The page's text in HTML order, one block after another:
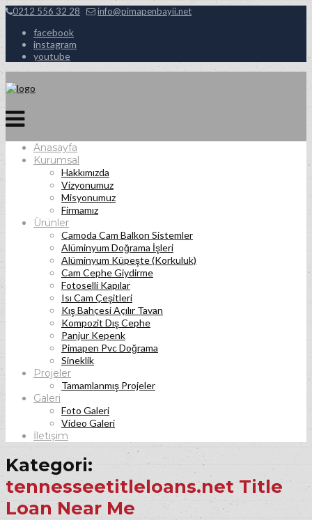
0212 556 32 28 info@pimapenbayii.net
facebook
instagram
youtube
Anasayfa
Kurumsal
Hakkımızda
Vizyonumuz
Misyonumuz
Firmamız
Ürünler
Camoda Cam Balkon Sistemler
Alüminyum Doğrama İşleri
Alüminyum Küpeşte (Korkuluk)
Cam Cephe Giydirme
Fotoselli Kapılar
Isı Cam Çeşitleri
Kış Bahçesi Açılır Tavan
Kompozit Dış Cephe
Panjur Kepenk
Pimapen Pvc Doğrama
Sineklik
Projeler
Tamamlanmış Projeler
Galeri
Foto Galeri
Video Galeri
İletişim
Kategori:
tennesseetitleloans.net Title
Loan Near Me